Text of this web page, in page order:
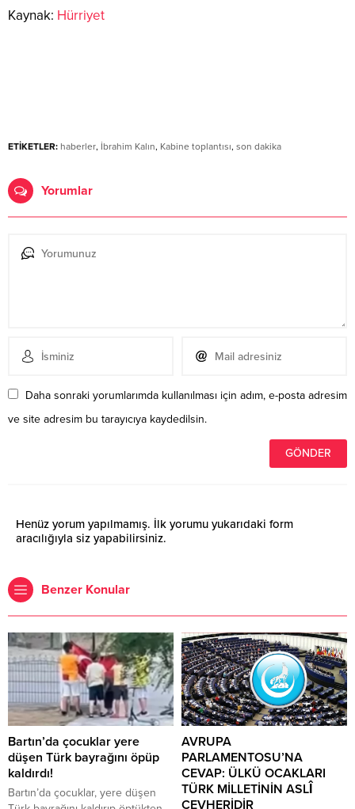
Kaynak: Hürriyet
ETİKETLER: haberler, İbrahim Kalın, Kabine toplantısı, son dakika
Yorumlar
Daha sonraki yorumlarımda kullanılması için adım, e-posta adresim
ve site adresim bu tarayıcıya kaydedilsin.
Henüz yorum yapılmamış. İlk yorumu yukarıdaki form
aracılığıyla siz yapabilirsiniz.
Benzer Konular
Bartın’da çocuklar yere
düşen Türk bayrağını öpüp
kaldırdı!
Bartın’da çocuklar, yere düşen
AVRUPA
PARLAMENTOSU’NA
CEVAP: ÜLKÜ OCAKLARI
TÜRK MİLLETİNİN ASLÎ
CEVHERİDİR